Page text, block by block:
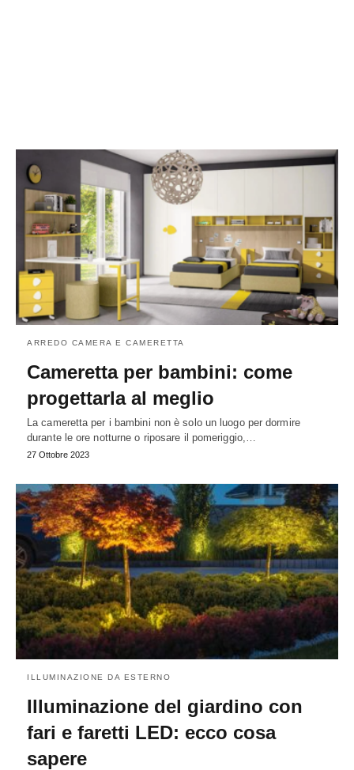
ARREDO CAMERA E CAMERETTA
Cameretta per bambini: come
progettarla al meglio
La cameretta per i bambini non è solo un luogo per dormire
durante le ore notturne o riposare il pomeriggio,…
27 Ottobre 2023
ILLUMINAZIONE DA ESTERNO
Illuminazione del giardino con
fari e faretti LED: ecco cosa
sapere